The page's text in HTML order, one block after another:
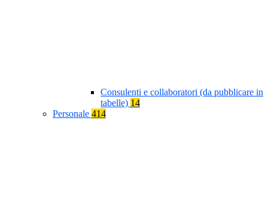
Consulenti e collaboratori (da pubblicare in
tabelle) 14
Personale 414